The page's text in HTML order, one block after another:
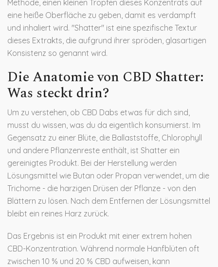
Methode, einen kleinen Tropfen dieses Konzentrats auf
eine heiße Oberfläche zu geben, damit es verdampft
und inhaliert wird. "Shatter" ist eine spezifische Textur
dieses Extrakts, die aufgrund ihrer spröden, glasartigen
Konsistenz so genannt wird.
Die Anatomie von CBD Shatter:
Was steckt drin?
Um zu verstehen, ob CBD Dabs etwas für dich sind,
musst du wissen, was du da eigentlich konsumierst. Im
Gegensatz zu einer Blüte, die Ballaststoffe, Chlorophyll
und andere Pflanzenreste enthält, ist Shatter ein
gereinigtes Produkt. Bei der Herstellung werden
Lösungsmittel wie Butan oder Propan verwendet, um die
Trichome - die harzigen Drüsen der Pflanze - von den
Blättern zu lösen. Nach dem Entfernen der Lösungsmittel
bleibt ein reines Harz zurück.
Das Ergebnis ist ein Produkt mit einer extrem hohen
CBD-Konzentration. Während normale Hanfblüten oft
zwischen 10 % und 20 % CBD aufweisen, kann